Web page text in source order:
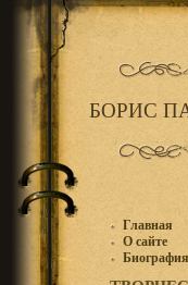
БОРИС
Главная
О сайте
Биография